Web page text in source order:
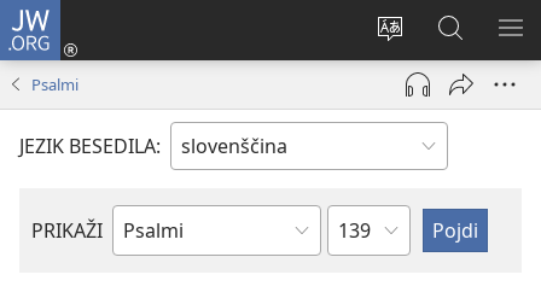
JW.ORG
Spremeni
jezik
spletnega
mesta
Prijava
(odpre
okno)
Iskanje
po
JW.ORG
Psalmi
JEZIK BESEDILA:
PRIKAŽI
Po
Poglavje